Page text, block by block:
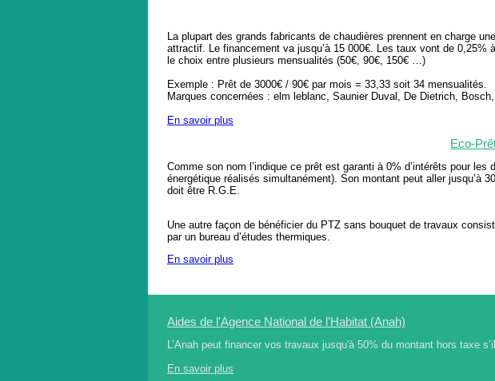
La plupart des grands fabricants de chaudières prennent en charge
attractif. Le financement va jusqu’à 15 000€. Les taux vont de
le choix entre plusieurs mensualités (50€, 90€, 150€ …)
Exemple : Prêt de 3000€ / 90€ par mois = 33,33 soit 34 mensualités.
Marques concernées : elm leblanc, Saunier Duval, De Dietrich,
En savoir plus
Eco-
Comme son nom l’indique ce prêt est garanti à 0% d’intérêts pour
énergétique réalisés simultanément). Son montant peut aller jusqu’à
doit être R.G.E.
Une autre façon de bénéficier du PTZ sans bouquet de travaux
par un bureau d’études thermiques.
En savoir plus
Aides de l'Agence National de l'Habitat (Anah)
L’Anah peut financer vos travaux jusqu'à 50% du montant hors taxe
En savoir plus